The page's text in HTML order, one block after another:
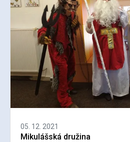
05. 12. 2021
Mikulášská družina